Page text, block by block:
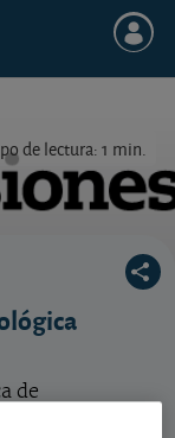
de lectura: 1 min.
de